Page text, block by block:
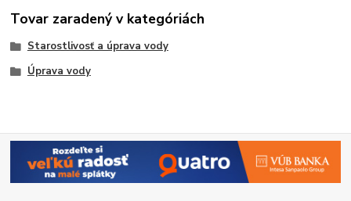
Tovar zaradený v kategóriách
Starostlivosť a úprava vody
Úprava vody